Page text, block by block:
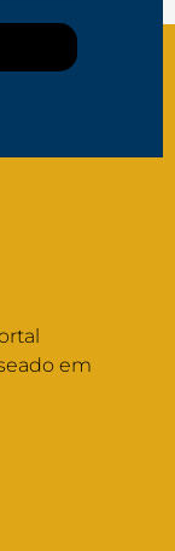
em